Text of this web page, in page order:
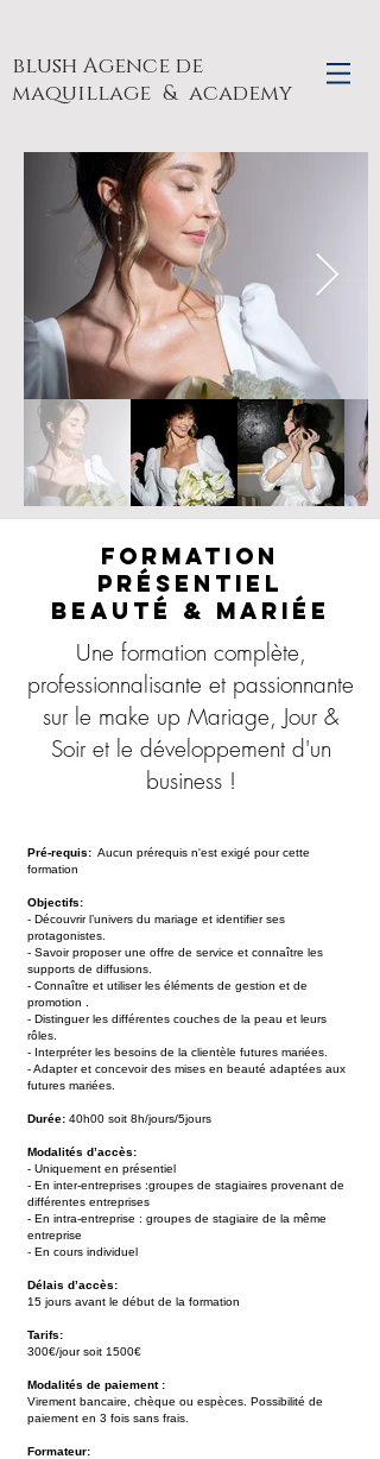
blush Agence de
maquillage & academy
Formation
présentiel
Beauté & Mariée
Une formation complète,
professionnalisante et passionnante
sur le make up Mariage, Jour &
Soir et le développement d'un
business !
Pré-requis: Aucun prérequis n'est exigé pour cette
formation
Objectifs:
- Découvrir l’univers du mariage et identifier ses
protagonistes.
- Savoir proposer une offre de service et connaître les
supports de diffusions.
- Connaître et utiliser les éléments de gestion et de
promotion .
- Distinguer les différentes couches de la peau et leurs
rôles.
- Interpréter les besoins de la clientèle futures mariées.
- Adapter et concevoir des mises en beauté adaptées aux
futures mariées.
Durée: 40h00 soit 8h/jours/5jours
Modalités d’accès:
- Uniquement en présentiel
- En inter-entreprises :groupes de stagiaires provenant de
différentes entreprises
- En intra-entreprise : groupes de stagiaire de la même
entreprise
- En cours individuel
Délais d’accès:
15 jours avant le début de la formation
Tarifs:
300€/jour soit 1500€
Modalités de paiement :
Virement bancaire, chèque ou espèces. Possibilité de
paiement en 3 fois sans frais.
Formateur: